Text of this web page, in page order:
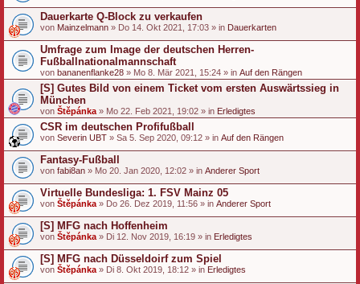
Dauerkarte Q-Block zu verkaufen
von Mainzelmann » Do 14. Okt 2021, 17:03 » in Dauerkarten
Umfrage zum Image der deutschen Herren-
Fußballnationalmannschaft
von bananenflanke28 » Mo 8. Mär 2021, 15:24 » in Auf den Rängen
[S] Gutes Bild von einem Ticket vom ersten Auswärtssieg in
München
von Štěpánka » Mo 22. Feb 2021, 19:02 » in Erledigtes
CSR im deutschen Profifußball
von Severin UBT » Sa 5. Sep 2020, 09:12 » in Auf den Rängen
Fantasy-Fußball
von fabi8an » Mo 20. Jan 2020, 12:02 » in Anderer Sport
Virtuelle Bundesliga: 1. FSV Mainz 05
von Štěpánka » Do 26. Dez 2019, 11:56 » in Anderer Sport
[S] MFG nach Hoffenheim
von Štěpánka » Di 12. Nov 2019, 16:19 » in Erledigtes
[S] MFG nach Düsseldoirf zum Spiel
von Štěpánka » Di 8. Okt 2019, 18:12 » in Erledigtes